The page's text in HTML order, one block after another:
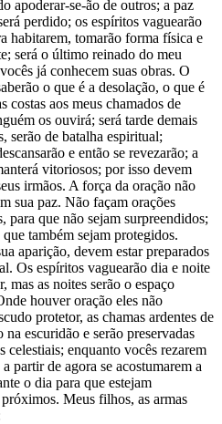
apoderar-se-ão de outros; a paz
perdido; os espíritos vaguearão
habitarem, tomarão forma física e
será o último reinado do meu
já conhecem suas obras. O
o que é a desolação, o que é
costas aos meus chamados de
os ouvirá; será tarde demais
serão de batalha espiritual;
e então se revezarão; a
vitoriosos; por isso devem
irmãos. A força da oração não
sua paz. Não façam orações
para que não sejam surpreendidos;
também sejam protegidos.
aparição, devem estar preparados
Os espíritos vaguearão dia e noite
mas as noites serão o espaço
houver oração eles não
protetor, as chamas ardentes de
escuridão e serão preservadas
celestiais; enquanto vocês rezarem
partir de agora se acostumarem a
o dia para que estejam
Meus filhos, as armas